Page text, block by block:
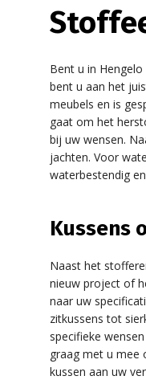
Bent u in
bent u aan het
meubels en is
gaat om het
bij uw wensen.
jachten. Voor
waterbestendig
Kussens
Naast het
nieuw project of
naar uw
zitkussens tot
specifieke
graag met u mee
kussen aan uw